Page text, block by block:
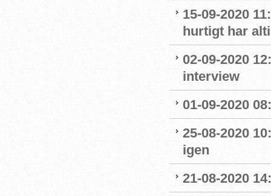
15-09-2020
hurtigt har
02-09-2020
interview
01-09-2020
25-08-2020
igen
21-08-2020